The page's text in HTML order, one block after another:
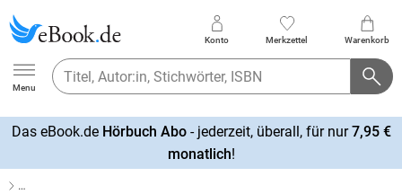
Ebook.de
Menu
Konto Merkzettel Warenkorb
Das eBook.de Hörbuch Abo- jederzeit, überall, für nur7,95 €
monatlich!
…